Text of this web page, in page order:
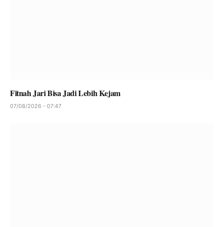
Fitnah Jari Bisa Jadi Lebih Kejam
07/08/2026 - 07:47